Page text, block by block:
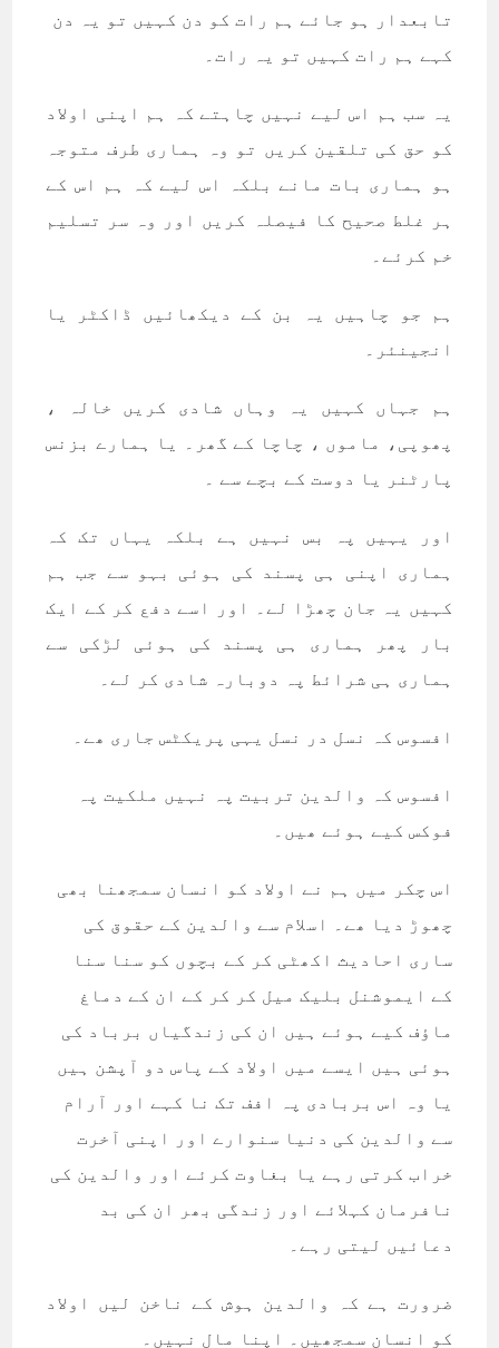
تابعدار ہو جائے ہم رات کو دن کہیں تو یہ دن
کہے ہم رات کہیں تو یہ رات۔
یہ سب ہم اس لیے نہیں چاہتے کہ ہم اپنی اولاد
کو حق کی تلقین کریں تو وہ ہماری طرف متوجہ
ہو ہماری بات مانے بلکہ اس لیے کہ ہم اس کے
ہر غلط صحیح کا فیصلہ کریں اور وہ سر تسلیم
خم کرئے۔
ہم جو چاہیں یہ بن کے دیکھائیں ڈاکٹر یا
انجینئر۔
ہم جہاں کہیں یہ وہاں شادی کریں خالہ ،
پھوپی، ماموں ، چاچا کے گھر۔ یا ہمارے بزنس
پارٹنر یا دوست کے بچے سے ۔
اور یہیں پہ بس نہیں ہے بلکہ یہاں تک کہ
ہماری اپنی ہی پسند کی ہوئی بہو سے جب ہم
کہیں یہ جان چھڑا لے۔ اور اسے دفع کر کے ایک
بار پھر ہماری ہی پسند کی ہوئی لڑکی سے
ہماری ہی شرائط پہ دوبارہ شادی کر لے۔
افسوس کہ نسل در نسل یہی پریکٹس جاری ھے۔
افسوس کہ والدین تربیت پہ نہیں ملکیت پہ
فوکس کیے ہوئے ھیں۔
اس چکر میں ہم نے اولاد کو انسان سمجھنا بھی
چھوڑ دیا ھے۔ اسلام سے والدین کے حقوق کی
ساری احادیث اکھٹی کر کے بچوں کو سنا سنا
کے ایموشنل بلیک میل کر کر کے ان کے دماغ
ماؤف کیے ہوئے ہیں ان کی زندگیاں برباد کی
ہوئی ہیں ایسے میں اولاد کے پاس دو آپشن ہیں
یا وہ اس بربادی پہ افف تک نا کہے اور آرام
سے والدین کی دنیا سنوارے اور اپنی آخرت
خراب کرتی رہے یا بغاوت کرئے اور والدین کی
نافرمان کہلائے اور زندگی بھر ان کی بد
دعائیں لیتی رہے۔
ضرورت ہے کہ والدین ہوش کے ناخن لیں اولاد
کو انسان سمجھیں۔ اپنا مال نہیں۔